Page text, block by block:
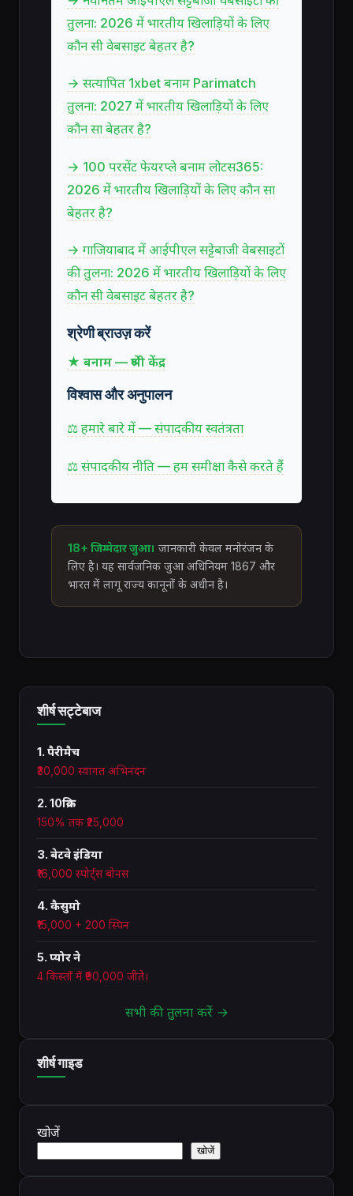
तुलना: 2026 में भारतीय खिलाड़ियों के लिए
कौन सी वेबसाइट बेहतर है?
→ सत्यापित 1xbet बनाम Parimatch
तुलना: 2027 में भारतीय खिलाड़ियों के लिए
कौन सा बेहतर है?
→ 100 परसेंट फेयरप्ले बनाम लोटस365:
2026 में भारतीय खिलाड़ियों के लिए कौन सा
बेहतर है?
→ गाजियाबाद में आईपीएल सट्टेबाजी वेबसाइटों
की तुलना: 2026 में भारतीय खिलाड़ियों के लिए
कौन सी वेबसाइट बेहतर है?
श्रेणी ब्राउज़ करें
★ बनाम — श्रेणी केंद्र
विश्वास और अनुपालन
⚖ हमारे बारे में — संपादकीय स्वतंत्रता
⚖ संपादकीय नीति — हम समीक्षा कैसे करते हैं
18+ जिम्मेदार जुआ। जानकारी केवल मनोरंजन के
लिए है। यह सार्वजनिक जुआ अधिनियम 1867 और
भारत में लागू राज्य कानूनों के अधीन है।
शीर्ष सट्टेबाज
1. पैरीमैच
₹30,000 स्वागत अभिनंदन
2. 10क्रिक
150% तक ₹25,000
3. बेटवे इंडिया
₹16,000 स्पोर्ट्स बोनस
4. कैसुमो
₹15,000 + 200 स्पिन
5. प्योर ने
4 किस्तों में ₹90,000 जीते।
सभी की तुलना करें →
शीर्ष गाइड
खोजें
खोजें